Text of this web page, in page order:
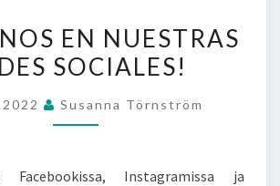
EN
NUESTRAS
EN NUESTRAS
SOCIALES!
Susanna Törnström
Facebookissa, Instagramissa ja